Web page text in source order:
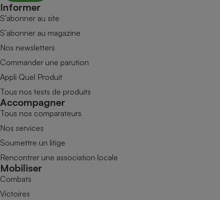
Informer
S’abonner au site
S’abonner au magazine
Nos newsletters
Commander une parution
Appli Quel Produit
Tous nos tests de produits
Accompagner
Tous nos comparateurs
Nos services
Soumettre un litige
Rencontrer une association locale
Mobiliser
Combats
Victoires